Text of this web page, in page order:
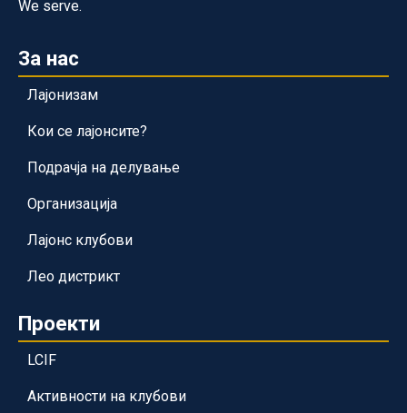
We serve.
За нас
Лајонизам
Кои се лајонсите?
Подрачја на делување
Организација
Лајонс клубови
Лео дистрикт
Проекти
LCIF
Активности на клубови